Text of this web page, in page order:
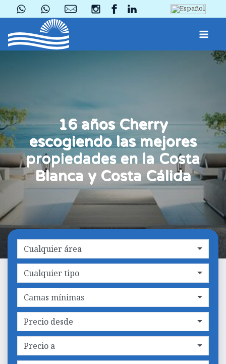
16 años Cherry
escogiendo las mejores
propiedades en la Costa
Blanca y Costa Cálida
Cualquier área
Cualquier tipo
Camas mínimas
Precio desde
Precio a